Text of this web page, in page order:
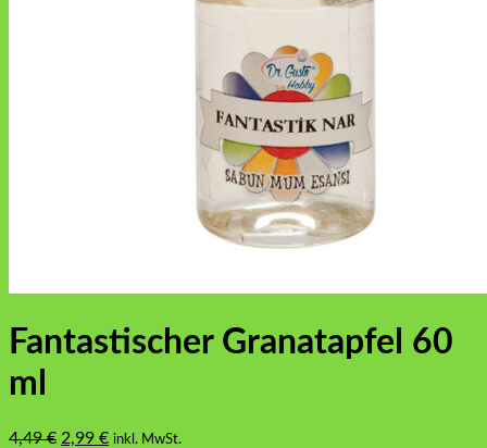
Fantastischer Granatapfel 60
ml
4,49€ Ursprünglicher
2,99 €Aktueller
inkl. MwSt.